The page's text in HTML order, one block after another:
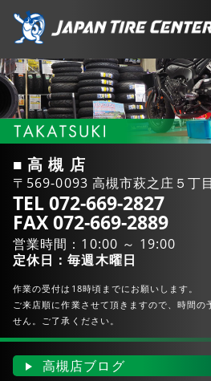
取扱商品
会社概要
工賃・サービスについて
お問い合わせ
■ 高 槻 店
〒569-0093 高槻市萩之庄５丁
TEL 072-669-2827
FAX 072-669-2889
営業時間：10:00 ～ 19:00
定休日：毎週木曜日
作業の受付は18時頃までにお願いします。
ご来店順に作業させて頂きますので、時間の
せん。ご了承ください。
高槻店ブログ